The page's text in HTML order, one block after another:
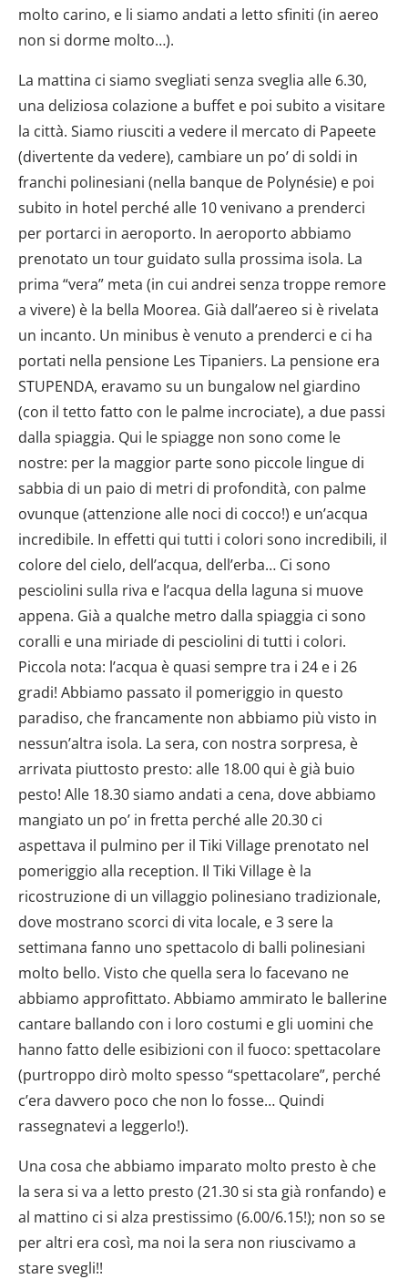
molto carino, e li siamo andati a letto sfiniti (in aereo
non si dorme molto…).
La mattina ci siamo svegliati senza sveglia alle 6.30,
una deliziosa colazione a buffet e poi subito a visitare
la città. Siamo riusciti a vedere il mercato di Papeete
(divertente da vedere), cambiare un po’ di soldi in
franchi polinesiani (nella banque de Polynésie) e poi
subito in hotel perché alle 10 venivano a prenderci
per portarci in aeroporto. In aeroporto abbiamo
prenotato un tour guidato sulla prossima isola. La
prima “vera” meta (in cui andrei senza troppe remore
a vivere) è la bella Moorea. Già dall’aereo si è rivelata
un incanto. Un minibus è venuto a prenderci e ci ha
portati nella pensione Les Tipaniers. La pensione era
STUPENDA, eravamo su un bungalow nel giardino
(con il tetto fatto con le palme incrociate), a due passi
dalla spiaggia. Qui le spiagge non sono come le
nostre: per la maggior parte sono piccole lingue di
sabbia di un paio di metri di profondità, con palme
ovunque (attenzione alle noci di cocco!) e un’acqua
incredibile. In effetti qui tutti i colori sono incredibili, il
colore del cielo, dell’acqua, dell’erba… Ci sono
pesciolini sulla riva e l’acqua della laguna si muove
appena. Già a qualche metro dalla spiaggia ci sono
coralli e una miriade di pesciolini di tutti i colori.
Piccola nota: l’acqua è quasi sempre tra i 24 e i 26
gradi! Abbiamo passato il pomeriggio in questo
paradiso, che francamente non abbiamo più visto in
nessun’altra isola. La sera, con nostra sorpresa, è
arrivata piuttosto presto: alle 18.00 qui è già buio
pesto! Alle 18.30 siamo andati a cena, dove abbiamo
mangiato un po’ in fretta perché alle 20.30 ci
aspettava il pulmino per il Tiki Village prenotato nel
pomeriggio alla reception. Il Tiki Village è la
ricostruzione di un villaggio polinesiano tradizionale,
dove mostrano scorci di vita locale, e 3 sere la
settimana fanno uno spettacolo di balli polinesiani
molto bello. Visto che quella sera lo facevano ne
abbiamo approfittato. Abbiamo ammirato le ballerine
cantare ballando con i loro costumi e gli uomini che
hanno fatto delle esibizioni con il fuoco: spettacolare
(purtroppo dirò molto spesso “spettacolare”, perché
c’era davvero poco che non lo fosse… Quindi
rassegnatevi a leggerlo!).
Una cosa che abbiamo imparato molto presto è che
la sera si va a letto presto (21.30 si sta già ronfando) e
al mattino ci si alza prestissimo (6.00/6.15!); non so se
per altri era così, ma noi la sera non riuscivamo a
stare svegli!!